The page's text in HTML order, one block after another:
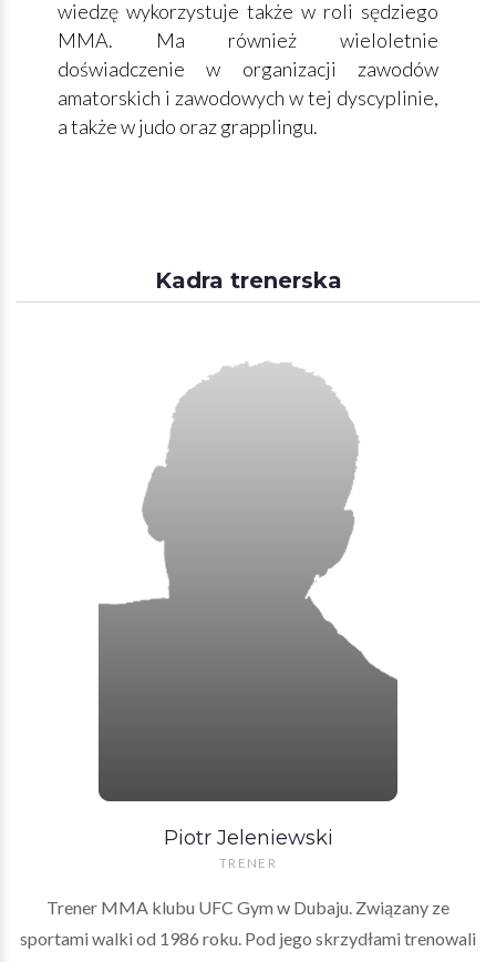
wiedzę wykorzystuje także w roli sędziego
MMA. Ma również wieloletnie
doświadczenie w organizacji zawodów
amatorskich i zawodowych w tej dyscyplinie,
a także w judo oraz grapplingu.
Kadra trenerska
Piotr Jeleniewski
TRENER
Trener MMA klubu UFC Gym w Dubaju. Związany ze
sportami walki od 1986 roku. Pod jego skrzydłami trenowali